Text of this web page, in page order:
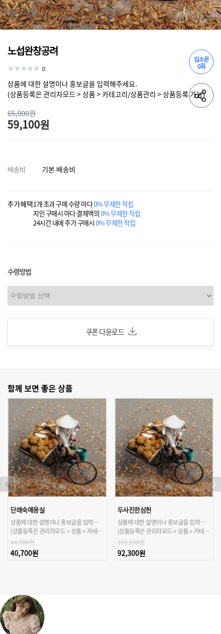
입소문
0회
노섭완창공려
0
상품에 대한 설명이나 홍보글을 입력해주세요.
(상품등록은 관리자모드 > 상품 > 카테고리/상품관리 > 상품등록 가능)
65,000원
59,100원
배송비 기본 배송비
추가혜택1개 초과 구매 수량 마다0% 무제한 적립
지인 구매시 마다 결제액의0% 무제한 적립
24시간 내에 추가 구매시0% 무제한 적립
수령방법
쿠폰 다운로드
함께 보면 좋은 상품
단래숙예용실
상품에 대한 설명이나 홍보글을 입력해주세요.
(상품등록은 관리자모드 > 상품 > 카테고리/상품관리 > 상품등록 가능)
44,700원
40,700원
두사진한심헌
상품에 대한 설명이나 홍보글을 입력해주세요.
(상품등록은 관리자모드 > 상품 > 카테고리/상품관리 > 상품등록 가능)
101,500원
92,300원